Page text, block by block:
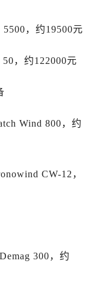
云南省怒江傈僳族自治州泸水市人民路帝舵售后服务中心（需提前预约）
云南省西双版纳傣族自治州景洪市宣慰大道帝舵售后服务中心（需提前预约）
重庆市江北区观音桥步行街2号融恒时代广场9层902室帝舵售后服务中心（需提前预约）
广东省佛山市禅城区季华五路57号万科金融中心C座12层1205室帝舵售后服务中心（需提前预约）
5500，约19500元
，约122000元
Wind 800，约
CW-12，
300，约